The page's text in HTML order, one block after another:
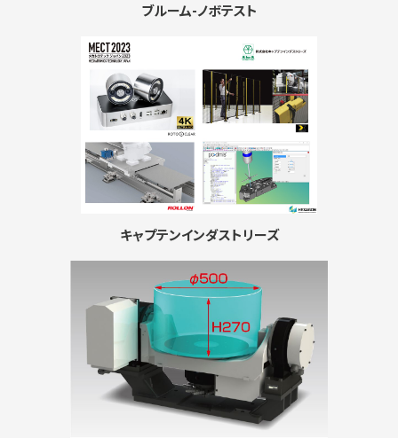
ブルーム-ノボテスト
キャプテンインダストリーズ